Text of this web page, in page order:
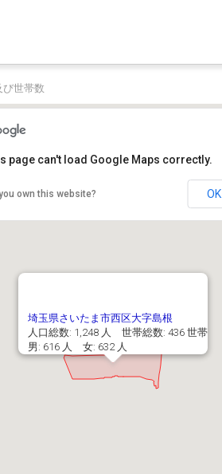
び世帯数
埼玉県さいたま市西区大字島根
人口総数: 1,248 人 世帯総数: 436 世帯
男: 616 人 女: 632 人
page can't load Google Maps correctly.
own this website? OK